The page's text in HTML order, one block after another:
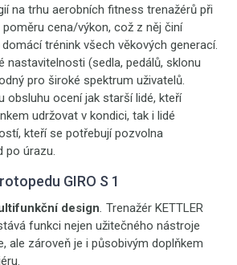
na trhu aerobních fitness trenažérů při
cena/výkon, což z něj činí
trénink všech věkových generací.
nastavitelnosti (sedla, pedálů, sklonu
pro široké spektrum uživatelů.
obsluhu ocení jak starší lidé, kteří
udržovat v kondici, tak i lidé
kteří se potřebují pozvolna
po úrazu.
GIRO S 1
design. Trenažér KETTLER
funkci nejen užitečného nástroje
ale zároveň je i působivým doplňkem